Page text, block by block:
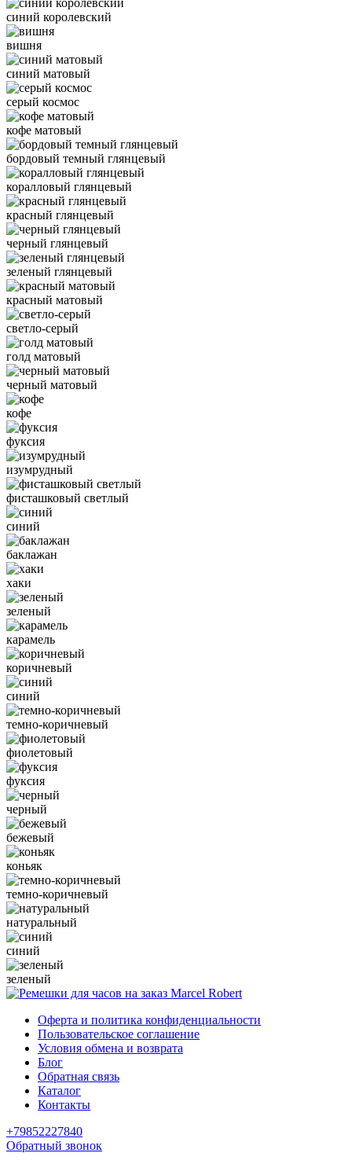
синий королевский
вишня
синий матовый
серый космос
кофе матовый
бордовый темный глянцевый
коралловый глянцевый
красный глянцевый
черный глянцевый
зеленый глянцевый
красный матовый
светло-серый
голд матовый
черный матовый
кофе
фуксия
изумрудный
фисташковый светлый
синий
баклажан
хаки
зеленый
карамель
коричневый
синий
темно-коричневый
фиолетовый
фуксия
черный
бежевый
коньяк
темно-коричневый
натуральный
синий
зеленый
Оферта и политика конфиденциальности
Пользовательское соглашение
Условия обмена и возврата
Блог
Обратная связь
Каталог
Контакты
+79852227840
Обратный звонок